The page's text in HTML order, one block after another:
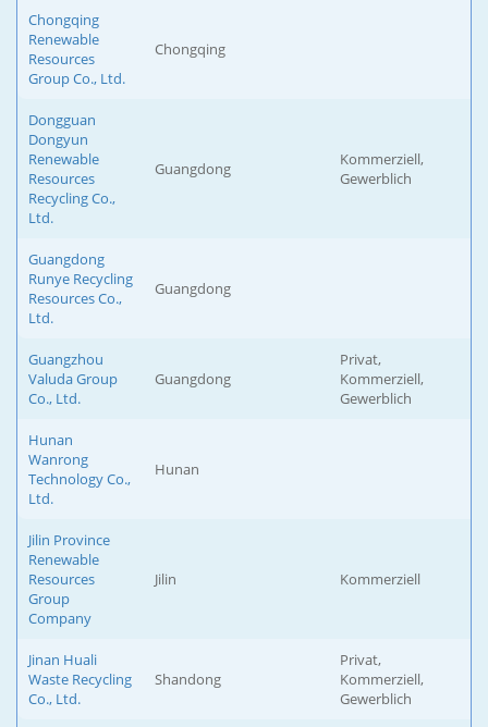
Chongqing
Renewable
Resources
Group Co., Ltd.
Chongqing
Dongguan
Dongyun
Renewable
Resources
Recycling Co.,
Ltd.
Guangdong
Kommerziell,
Gewerblich
Guangdong
Runye Recycling
Resources Co.,
Ltd.
Guangdong
Guangzhou
Valuda Group
Co., Ltd.
Guangdong
Privat,
Kommerziell,
Gewerblich
Hunan
Wanrong
Technology Co.,
Ltd.
Hunan
Jilin Province
Renewable
Resources
Group
Company
Jilin Kommerziell
Jinan Huali
Waste Recycling
Co., Ltd.
Shandong
Privat,
Kommerziell,
Gewerblich